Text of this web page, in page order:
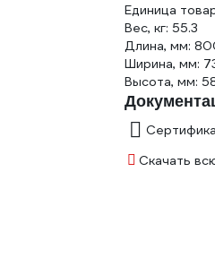
Единица
Вес, кг: 55.3
Длина, мм:
Ширина, мм:
Высота, мм:
Скачать